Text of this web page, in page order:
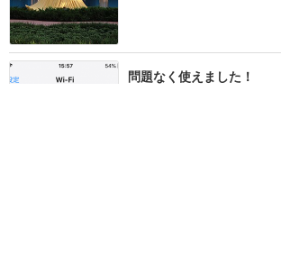
問題なく使えました！